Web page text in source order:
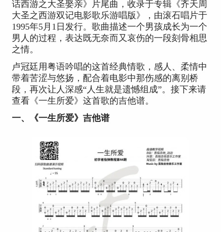
话西游之大圣娶亲》片尾曲，收录于专辑《齐天周
大圣之西游双记电影歌乐游唱版》，由滚石唱片于
1995年5月1日发行。歌曲描述一个男孩成长为一个
男人的过程，表达既无奈而又哀伤的一段刻骨相思
之情。
卢冠廷用粤语吟唱的这首经典情歌，感人、柔情中
带着苦涩与悠扬，配合着电影中那伤感的离别桥
段，再次让人深感“人生就是遗憾组成”。接下来请
查看《一生所爱》这首歌的吉他谱。
一、《一生所爱》吉他谱